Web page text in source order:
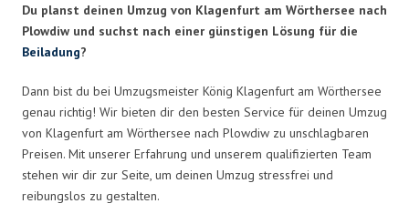
Du planst deinen Umzug von Klagenfurt am Wörthersee nach
Plowdiw und suchst nach einer günstigen Lösung für die
Beiladung?
Dann bist du bei Umzugsmeister König Klagenfurt am Wörthersee
genau richtig! Wir bieten dir den besten Service für deinen Umzug
von Klagenfurt am Wörthersee nach Plowdiw zu unschlagbaren
Preisen. Mit unserer Erfahrung und unserem qualifizierten Team
stehen wir dir zur Seite, um deinen Umzug stressfrei und
reibungslos zu gestalten.